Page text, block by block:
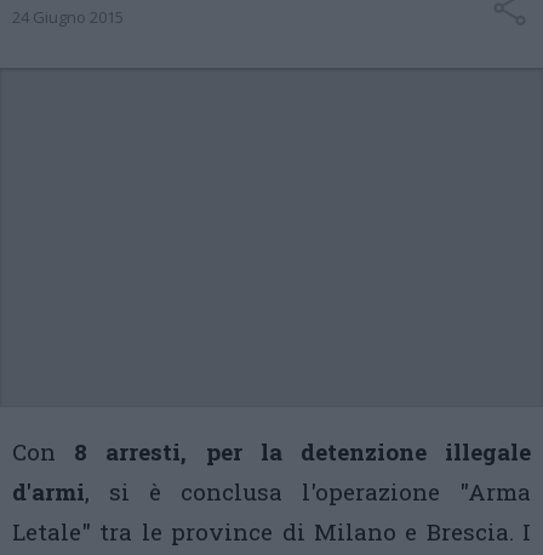
24 Giugno 2015
Con 8 arresti, per la detenzione illegale
d'armi, si è conclusa l'operazione "Arma
Letale" tra le province di Milano e Brescia. I